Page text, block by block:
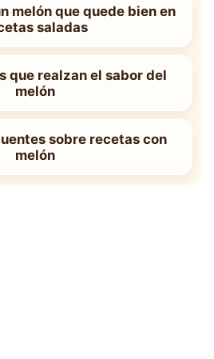
melón que quede bien en
saladas
que realzan el sabor del
melón
sobre recetas con
melón